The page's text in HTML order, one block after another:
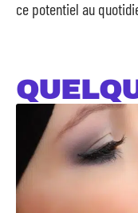
ce potentiel au